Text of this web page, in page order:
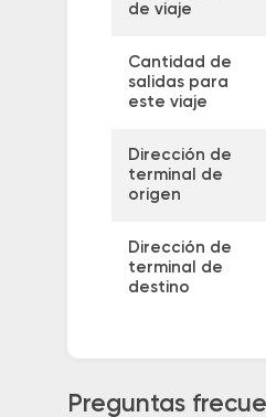
de viaje
Cantidad de
salidas para
este viaje
Dirección de
terminal de
origen
Dirección de
terminal de
destino
Preguntas